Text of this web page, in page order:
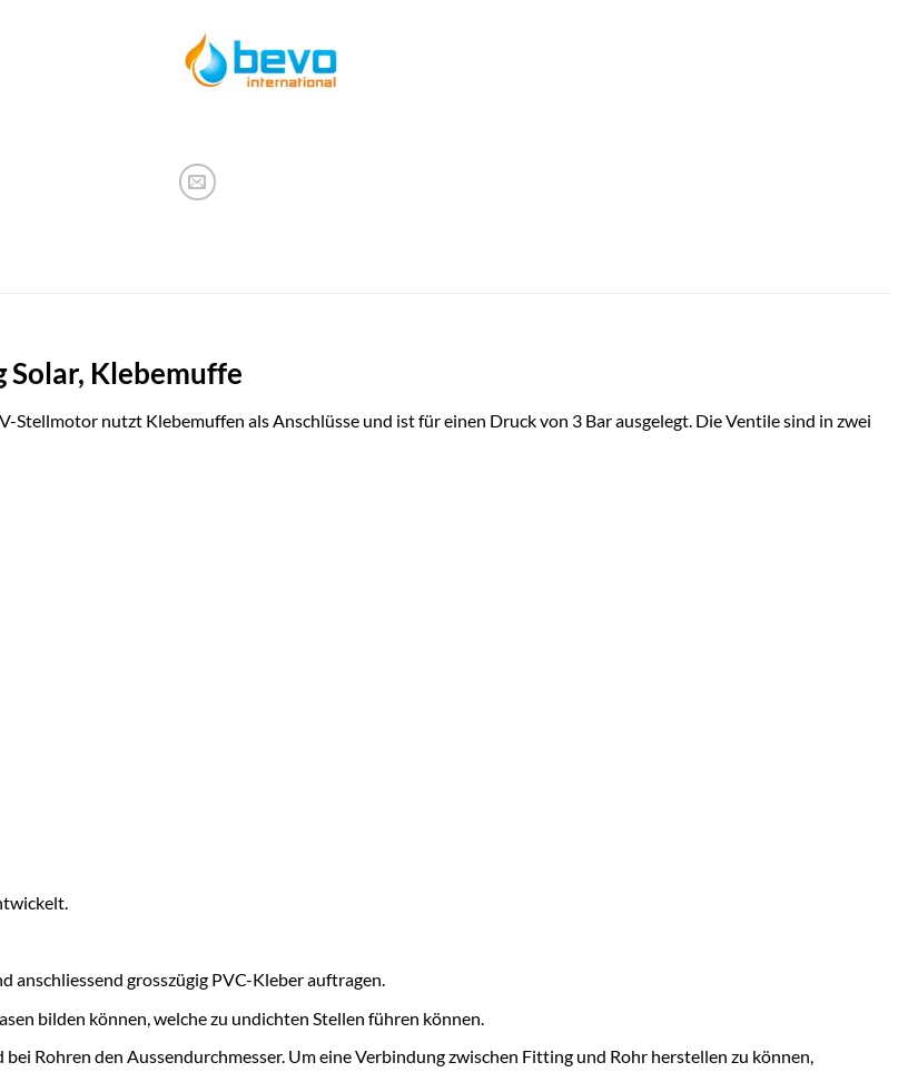
Solar, Klebemuffe
Stellmotor nutzt Klebemuffen als Anschlüsse und ist für einen Druck von 3 Bar ausgelegt. Die Ventile sind in zwei
anschliessend grosszügig PVC-Kleber auftragen.
bilden können, welche zu undichten Stellen führen können.
Rohren den Aussendurchmesser. Um eine Verbindung zwischen Fitting und Rohr herstellen zu können,